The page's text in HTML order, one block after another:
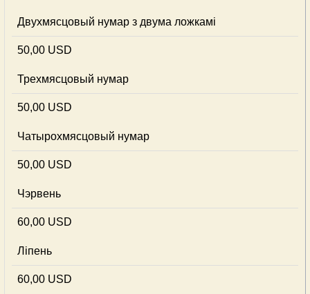
Двухмясцовый нумар з двума ложкамі
50,00 USD
Трехмясцовый нумар
50,00 USD
Чатырохмясцовый нумар
50,00 USD
Чэрвень
60,00 USD
Ліпень
60,00 USD